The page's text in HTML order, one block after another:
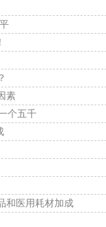
素
个五千
和医用耗材加成